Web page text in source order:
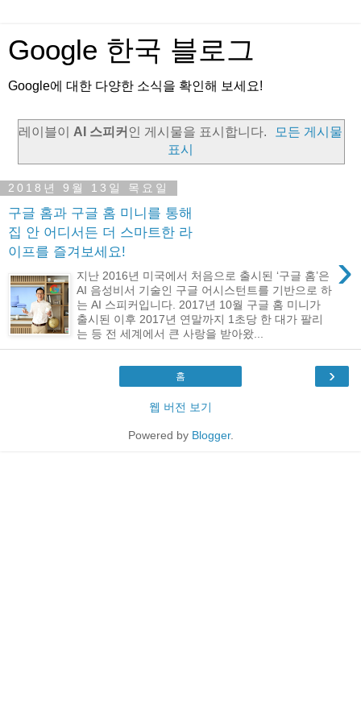
Google 한국 블로그
Google에 대한 다양한 소식을 확인해 보세요!
레이블이 AI 스피커 인 게시물을 표시합니다.
모든 게시물
표시
2018년 9월 13일 목요일
구글 홈과 구글 홈 미니를 통해
집 안 어디서든 더 스마트한 라
이프를 즐겨보세요!
›
지난 2016년 미국에서 처음으로 출시된 ‘구글 홈’은
AI 음성비서 기술인 구글 어시스턴트를 기반으로 하
는 AI 스피커입니다. 2017년 10월 구글 홈 미니가
출시된 이후 2017년 연말까지 1초당 한 대가 팔리
는 등 전 세계에서 큰 사랑을 받아왔...
›
홈
웹 버전 보기
Powered by Blogger.